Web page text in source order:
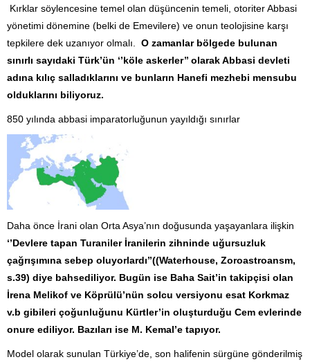
Kırklar söylencesine temel olan düşüncenin temeli, otoriter Abbasi
yönetimi dönemine (belki de Emevilere) ve onun teolojisine karşı
tepkilere dek uzanıyor olmalı. O zamanlar bölgede bulunan
sınırlı sayıdaki Türk’ün ‘’köle askerler’’ olarak Abbasi devleti
adına kılıç salladıklarını ve bunların Hanefi mezhebi mensubu
olduklarını biliyoruz.
850 yılında abbasi imparatorluğunun yayıldığı sınırlar
Daha önce İrani olan Orta Asya’nın doğusunda yaşayanlara ilişkin
‘’Devlere tapan Turaniler İranilerin zihninde uğursuzluk
çağrışımına sebep oluyorlardı’’((Waterhouse, Zoroastroansm,
s.39) diye bahsediliyor. Bugün ise Baha Sait’in takipçisi olan
İrena Melikof ve Köprülü’nün solcu versiyonu esat Korkmaz
v.b gibileri çoğunluğunu Kürtler’in oluşturduğu Cem evlerinde
onure ediliyor. Bazıları ise M. Kemal’e tapıyor.
Model olarak sunulan Türkiye’de, son halifenin sürgüne gönderilmiş